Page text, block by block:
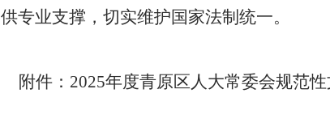
专业支撑，切实维护国家法制统一。
附件： 2025年度青原区人大常委会规范